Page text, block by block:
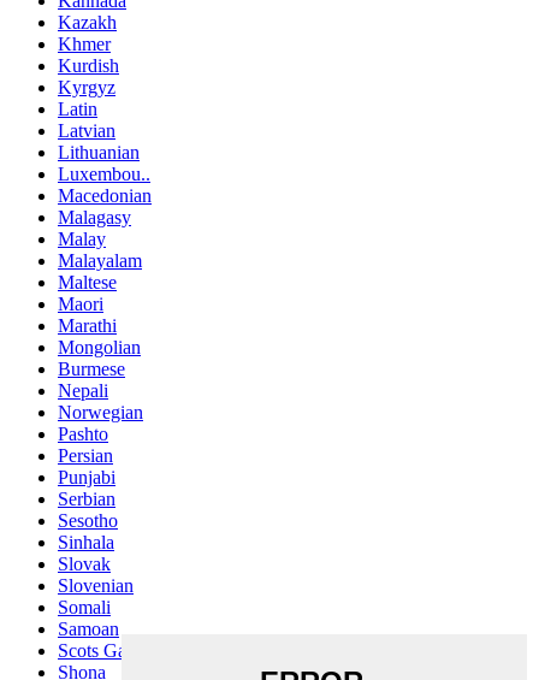
Kazakh
Khmer
Kurdish
Kyrgyz
Latin
Latvian
Lithuanian
Luxembou..
Macedonian
Malagasy
Malay
Malayalam
Maltese
Maori
Marathi
Mongolian
Burmese
Nepali
Norwegian
Pashto
Persian
Punjabi
Serbian
Sesotho
Sinhala
Slovak
Slovenian
Somali
Samoan
Scots Gaelic
Shona